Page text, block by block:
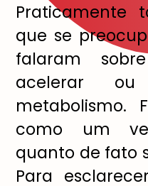
Praticamente
que se
falaram
acelerar
metabolismo.
como um
quanto de fato
Para